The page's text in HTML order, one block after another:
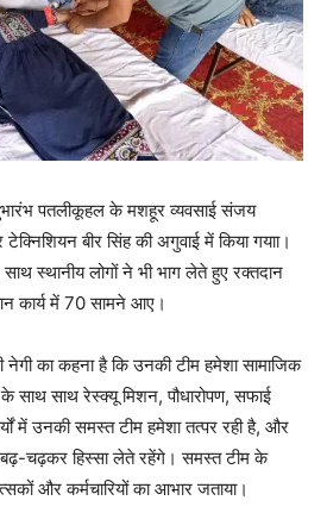
पतलीकूहल के मशहूर व्यवसाई संजय
बीर सिंह की अगुवाई में किया गयाा।
स्थानीय लोगों ने भी भाग लेते हुए रक्तदान
कार्य में 70 सामने आए।
का कहना है कि उनकी टीम हमेशा सामाजिक
साथ साथ रेस्क्यू मिशन, पौधारोपण, सफाई
में उनकी समस्त टीम हमेशा तत्पर रही है, और
बढ़-चढ़कर हिस्सा लेते रहेंगे। समस्त टीम के
और कर्मचारियों का आभार जताया।